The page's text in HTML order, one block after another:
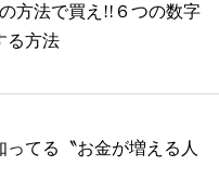
方法で買え!!６つの数字
る方法
ってる〝お金が増える人